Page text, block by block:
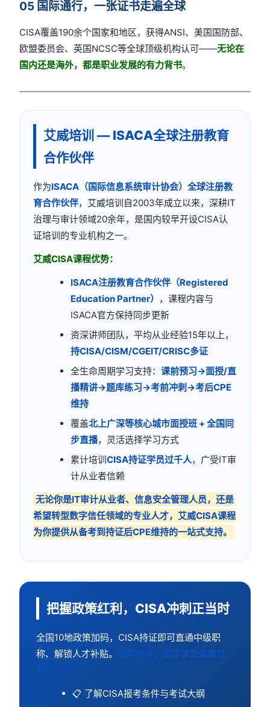
05 国际通行，一张证书走遍全球
CISA覆盖190余个国家和地区，获得ANSI、美国国防部、
欧盟委员会、英国NCSC等全球顶级机构认可——无论在
国内还是海外，都是职业发展的有力背书。
艾威培训 — ISACA全球注册教育
合作伙伴
作为ISACA（国际信息系统审计协会）全球注册教
育合作伙伴，艾威培训自2003年成立以来，深耕IT
治理与审计领域20余年，是国内较早开设CISA认
证培训的专业机构之一。
艾威CISA课程优势：
ISACA注册教育合作伙伴（Registered
Education Partner） ，课程内容与
ISACA官方保持同步更新
资深讲师团队，平均从业经验15年以上，
持CISA/CISM/CGEIT/CRISC多证
全生命周期学习支持：课前预习→面授/直
播精讲→题库练习→考前冲刺→考后CPE
维持
覆盖北上广深等核心城市面授班 + 全国同
步直播，灵活选择学习方式
累计培训CISA持证学员过千人，广受IT审
计从业者信赖
无论你是IT审计从业者、信息安全管理人员，还是
希望转型数字信任领域的专业人才，艾威CISA课程
为你提供从备考到持证后CPE维持的一站式支持。
把握政策红利，CISA冲刺正当时
全国10地政策加码，CISA持证即可直通中级职
称、解锁人才补贴。 越早持证，越早享受政策红
📋 了解CISA报考条件与考试大纲